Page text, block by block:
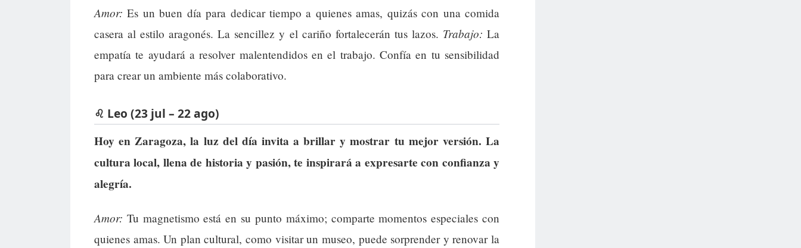
Amor: Es un buen día para dedicar tiempo a quienes amas, quizás con una comida
casera al estilo aragonés. La sencillez y el cariño fortalecerán tus lazos. Trabajo: La
empatía te ayudará a resolver malentendidos en el trabajo. Confía en tu sensibilidad
para crear un ambiente más colaborativo.
♌ Leo (23 jul – 22 ago)
Hoy en Zaragoza, la luz del día invita a brillar y mostrar tu mejor versión. La
cultura local, llena de historia y pasión, te inspirará a expresarte con confianza y
alegría.
Amor: Tu magnetismo está en su punto máximo; comparte momentos especiales con
quienes amas. Un plan cultural, como visitar un museo, puede sorprender y renovar la